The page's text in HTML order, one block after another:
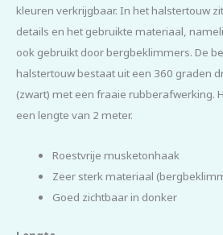
kleuren verkrijgbaar. In het halstertouw
details en het gebruikte materiaal,
ook gebruikt door bergbeklimmers. De
halstertouw bestaat uit een 360 graden
(zwart) met een fraaie rubberafwerking.
een lengte van 2 meter.
Roestvrije musketonhaak
Zeer sterk materiaal
Goed zichtbaar in donker